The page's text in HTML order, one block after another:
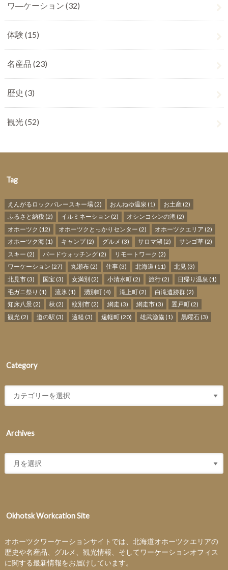
ワ―ケーション (32)
体験 (15)
名産品 (23)
歴史 (3)
観光(52)
Tag
えんがるロックバレースキー場(2) おんねゆ温泉 (1) お土産 (2)
ふるさと納税(2) イルミネーション (2) オシンコシンの滝 (2)
オホーツク (12) オホーツクとっかりセンター (2) オホーツクエリア (2)
オホーツク海(1) キャンプ(2) グルメ (3) サロマ湖 (2) サンゴ草(2)
スキー (2) バードウォッチング (2) リモートワーク (2)
ワーケーション (27) 丸瀬布 (2) 仕事 (3) 北海道 (11) 北見(3)
北見市(3) 国宝 (3) 女満別 (2) 小清水町(2) 旅行(2) 日帰り温泉 (1)
毛ガニ祭り (1) 流氷 (1) 湧別町 (4) 滝上町(2) 白滝遺跡群(2)
知床八景(2) 秋 (2) 紋別市 (2) 網走 (3) 網走市(3) 置戸町(2)
観光(2) 道の駅 (3) 遠軽 (3) 遠軽町(20) 雄武漁協(1) 黒曜石(3)
Category
Archives
Okhotsk Workcation Site
オホーツクワーケーションサイトでは、北海道オホーツクエリアの
歴史や名産品、グルメ、観光情報、そしてワーケーションオフィス
に関する最新情報をお届けしています。